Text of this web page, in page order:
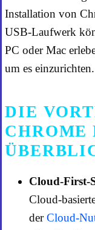
Installation von
USB-Laufwerk
PC oder Mac
um es einzurichten.
DIE
Cloud-First-
Cloud-
derCloud-